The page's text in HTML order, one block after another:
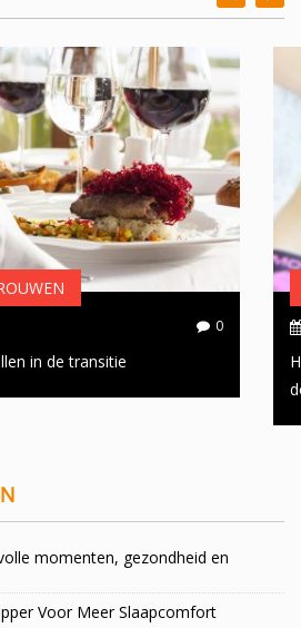
0
in de transitie?
momenten, gezondheid en
Voor Meer Slaapcomfort